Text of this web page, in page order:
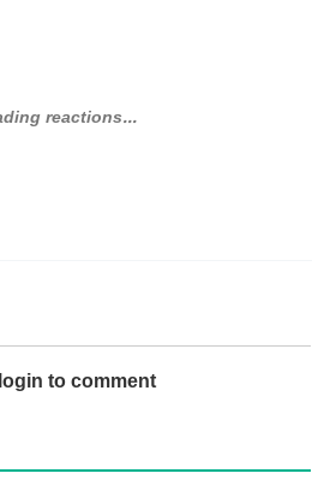
reactions...
to comment